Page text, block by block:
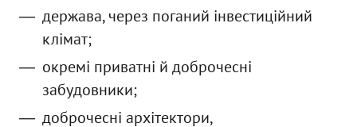
держава, через поганий інвестиційний
клімат;
окремі приватні й доброчесні
забудовники;
доброчесні архітектори,